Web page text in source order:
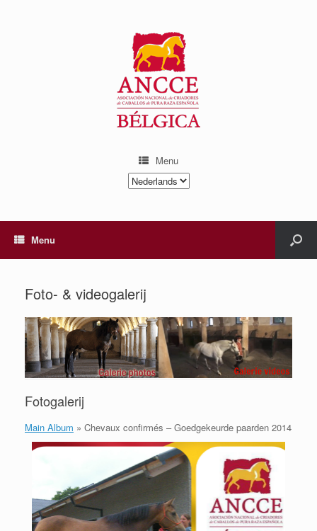
Menu
Kies
een
Menu
Foto- & videogalerij
Fotogalerij
Main Album » Chevaux confirmés – Goedgekeurde paarden 2014